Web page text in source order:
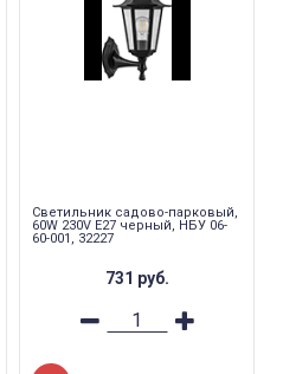
Светильник садово-парковый,
60W 230V E27 черный, НБУ 06-
60-001, 32227
731 руб.